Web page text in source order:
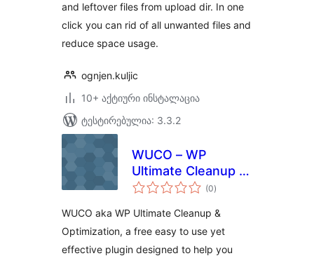
and leftover files from upload dir. In one
click you can rid of all unwanted files and
reduce space usage.
ognjen.kuljic
10+ აქტიური ინსტალაცია
ტესტირებულია: 3.3.2
WUCO – WP
Ultimate Cleanup &
Optimization(0საერთო
რეიტინგი
)
WUCO aka WP Ultimate Cleanup &
Optimization, a free easy to use yet
effective plugin designed to help you